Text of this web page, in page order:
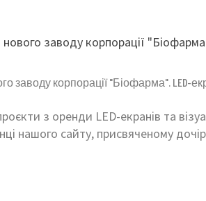
заводу корпорації "Біофарма". LED-
з оренди LED-екранів та
нашого сайту, присвяченому